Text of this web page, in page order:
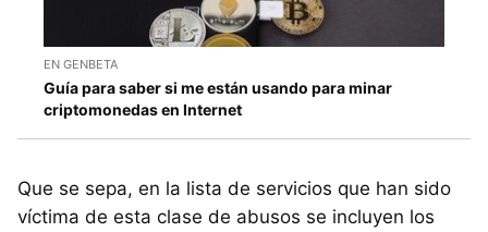
EN GENBETA
Guía para saber si me están usando para minar
criptomonedas en Internet
Que se sepa, en la lista de servicios que han sido
víctima de esta clase de abusos se incluyen los